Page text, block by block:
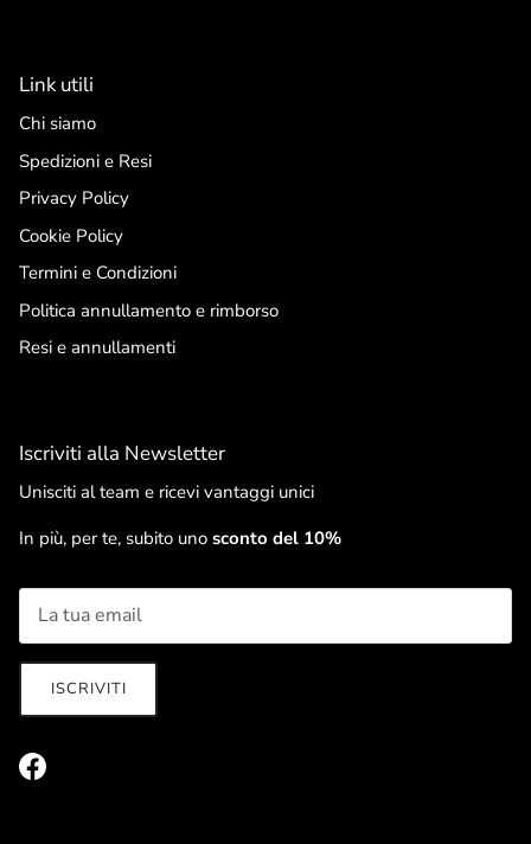
Link utili
Chi siamo
Spedizioni e Resi
Privacy Policy
Cookie Policy
Termini e Condizioni
Politica annullamento e rimborso
Resi e annullamenti
Iscriviti alla Newsletter
Unisciti al team e ricevi vantaggi unici
In più, per te, subito uno sconto del 10%
ISCRIVITI
Facebook